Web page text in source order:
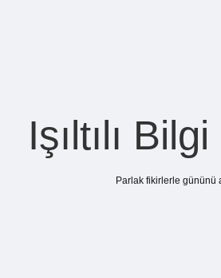
Işıltılı
Parlak fikirlerle gününü